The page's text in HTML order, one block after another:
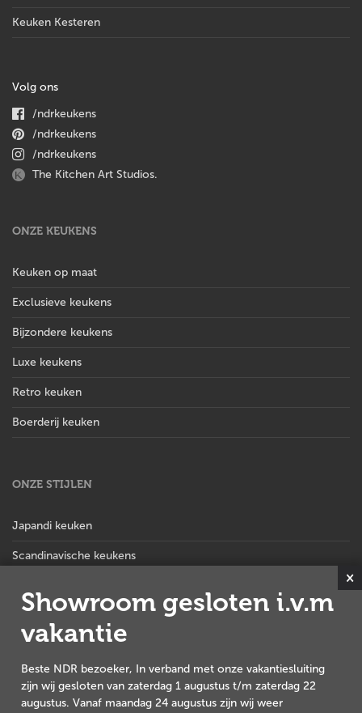
×
Showroom gesloten i.v.m
vakantie
Beste NDR bezoeker, In verband met onze vakantiesluiting
zijn wij gesloten van zaterdag 1 augustus t/m zaterdag 22
augustus. Vanaf maandag 24 augustus zijn wij weer
Keuken Kesteren
Volg ons
/ndrkeukens
/ndrkeukens
/ndrkeukens
The Kitchen Art Studios.
ONZE KEUKENS
Keuken op maat
Exclusieve keukens
Bijzondere keukens
Luxe keukens
Retro keuken
Boerderij keuken
ONZE STIJLEN
Japandi keuken
Scandinavische keukens
Stoere landelijke keuken
Landelijk moderne keuken
Landelijke keuken
Brocante keuken